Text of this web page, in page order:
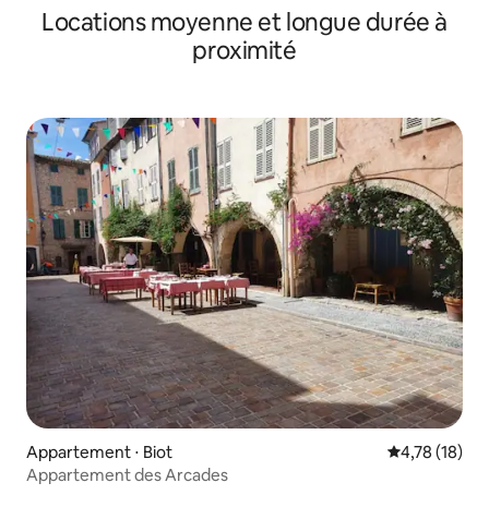
Locations moyenne et longue durée à
proximité
Appartement ⋅ Biot Évaluation
4,78 (18)
Appartement des Arcades